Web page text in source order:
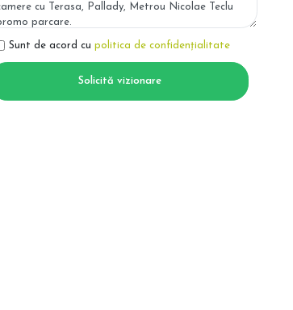
Sunt de acord cu politica de confidențialitate
Solicită vizionare